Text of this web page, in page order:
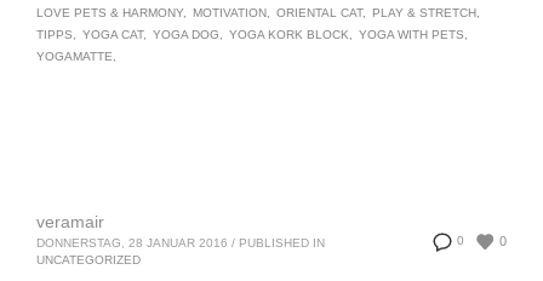
LOVE PETS & HARMONY
MOTIVATION ORIENTAL CAT
PLAY & STRETCH
TIPPS
YOGA CAT YOGA DOG YOGA KORK BLOCK
YOGA WITH PETS
YOGAMATTE
0 0
veramair
DONNERSTAG, 28 JANUAR 2016 / PUBLISHED IN
UNCATEGORIZED